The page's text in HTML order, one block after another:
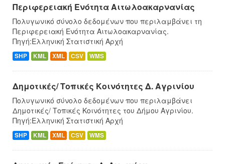
Περιφερειακή Ενότητα Αιτωλοακαρνανίας
Πολυγωνικό σύνολο δεδομένων που περιλαμβάνει τη
Περιφερειακή Ενότητα Αιτωλοακαρνανίας.
Πηγή:Ελληνική Στατιστική Αρχή
SHP KML XML CSV WMS
Δημοτικές/ Τοπικές Κοινότητες Δ. Αγρινίου
Πολυγωνικό σύνολο δεδομένων που περιλαμβάνει
Δημοτικές/ Τοπικές Κοινότητες του Δήμου Αγρινίου.
Πηγή:Ελληνική Στατιστική Αρχή
SHP KML XML CSV WMS